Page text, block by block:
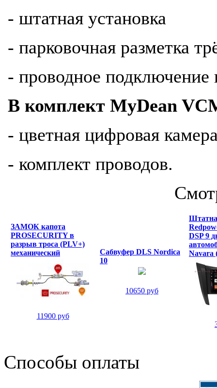
- штатная установка
- парковочная разметка
- проводное подключение
В комплект MyDean
- цветная цифровая
- комплект проводов.
ЗАМОК капота
PROSECURITY в
разрыв троса (PLV+)
механический
11900 руб
Сабвуфер DLS Nordica
10
10650 руб
DSP 9
Navara
Способы оплаты